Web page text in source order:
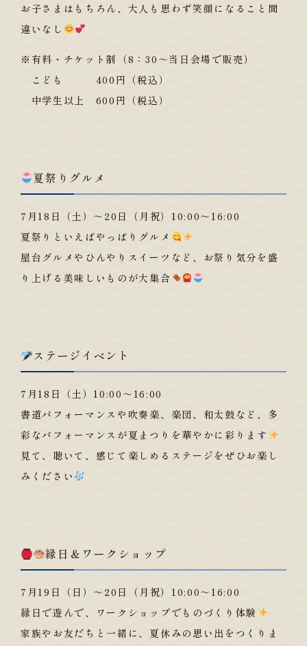
お子さまはもちろん、大人も思わず笑顔になること間
違いなし
※有料・チケット制（8：30～当日会場で販売）
こども 400円（税込）
中学生以上 600円（税込）
夏祭りグルメ
7月18日（土）～20日（月祝）10:00～16:00
夏祭りといえばやっぱりグルメ
屋台グルメやひんやりスイーツなど、お祭り気分を盛
り上げる美味しいものが大集合
ステージイベント
7月18日（土）10:00～16:00
書道パフォーマンスや吹奏楽、楽団、和太鼓など、多
彩なパフォーマンスが夏まつりを華やかに彩ります
見て、聴いて、感じて楽しめるステージをぜひお楽し
みください
縁日＆ワークショップ
7月19日（日）～20日（月祝）10:00～16:00
縁日で遊んで、ワークショップでものづくり体験
家族やお友だちと一緒に、夏休みの思い出をつくりま